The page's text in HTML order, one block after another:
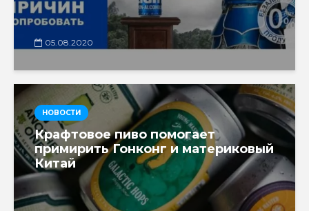
05.08.2020
НОВОСТИ
Крафтовое пиво помогает
примирить Гонконг и материковый
Китай